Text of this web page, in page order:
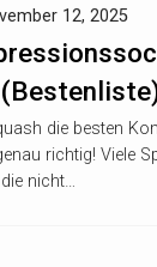
12, 2025
die besten
richtig! Viele
nicht…